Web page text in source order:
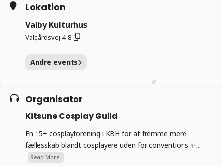
Lokation
Valby Kulturhus
Valgårdsvej 4-8
Andre events
Organisator
Kitsune Cosplay Guild
En 15+ cosplayforening i KBH for at fremme mere
fællesskab blandt cosplayere uden for conventions ✨...
Read More.